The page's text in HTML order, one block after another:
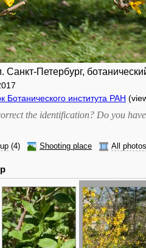
Санкт-Петербург,
Ботанического института РАН
the identification? Do you
(4) Shooting place All